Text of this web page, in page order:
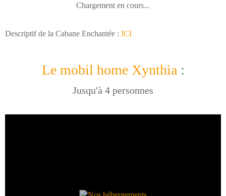
Chargement en cours...
Descriptif de la Cabane Enchantée : ICI
Le mobil home Xynthia :
Jusqu'à 4 personnes